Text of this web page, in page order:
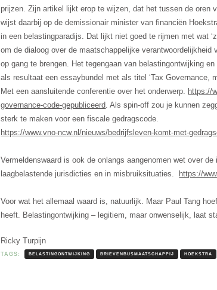
prijzen. Zijn artikel lijkt erop te wijzen, dat het tussen de oren
wijst daarbij op de demissionair minister van financiën
in een belastingparadijs. Dat lijkt niet goed te rijmen met wat
om de dialoog over de maatschappelijke
op gang te brengen. Het tegengaan van belastingontwijking
als resultaat een essaybundel met als titel ‘Tax Governance,
Met een aansluitende conferentie over het onderwerp. https://
governance-code-gepubliceerd. Als spin-off zou je kunnen
sterk te maken voor een fiscale gedragscode.
https://www.vno-ncw.nl/nieuws/bedrijfsleven-komt-met-
Vermeldenswaard is ook de onlangs aangenomen wet over
laagbelastende jurisdicties en in misbruiksituaties.
https://
Voor wat het allemaal waard is, natuurlijk. Maar Paul Tang
heeft. Belastingontwijking – legitiem, maar onwenselijk, laat
Ricky Turpijn
TAGS: BELASTINGONTWIJKING BRIEVENBUSMAATSCHAPPIJ HOEKSTRA